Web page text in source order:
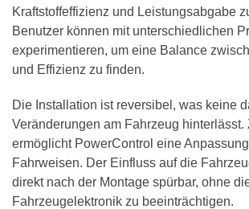
Kraftstoffeffizienz und Leistungsabgabe
Benutzer können mit unterschiedlichen
experimentieren, um eine Balance
und Effizienz zu finden.
Die Installation ist reversibel, was keine
Veränderungen am Fahrzeug hinterlässt.
ermöglicht PowerControl eine
Fahrweisen. Der Einfluss auf die
direkt nach der Montage spürbar, ohne
Fahrzeugelektronik zu beeinträchtigen.